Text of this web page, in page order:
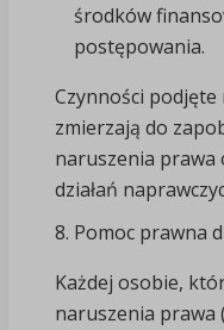
środków
postępowania.
Czynności
zmierzają do
naruszenia prawa
działań
Pomoc prawna
Każdej osobie,
naruszenia prawa